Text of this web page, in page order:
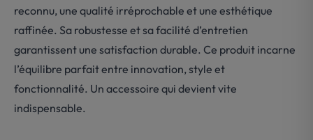
reconnu, une qualité irréprochable et une esthétique
raffinée. Sa robustesse et sa facilité d’entretien
garantissent une satisfaction durable. Ce produit incarne
l’équilibre parfait entre innovation, style et
fonctionnalité. Un accessoire qui devient vite
indispensable.